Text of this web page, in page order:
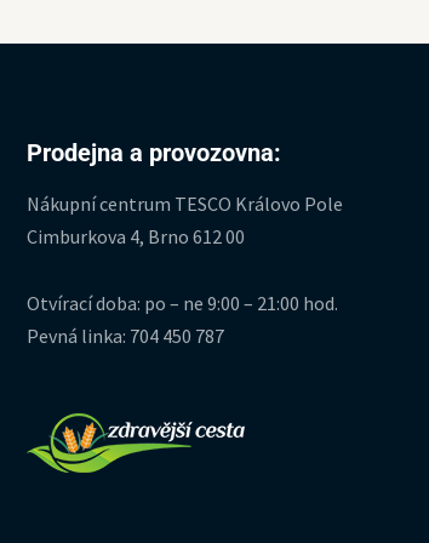
Prodejna a provozovna:
Nákupní centrum TESCO Královo Pole
Cimburkova 4, Brno 612 00
Otvírací doba: po – ne 9:00 – 21:00 hod.
Pevná linka: 704 450 787